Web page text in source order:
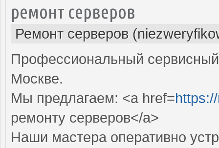
ремонт серверов
Ремонт серверов
Профессиональный
Москве.
Мы предлагаем: <a href=
ремонту серверов</a>
Наши мастера оперативно